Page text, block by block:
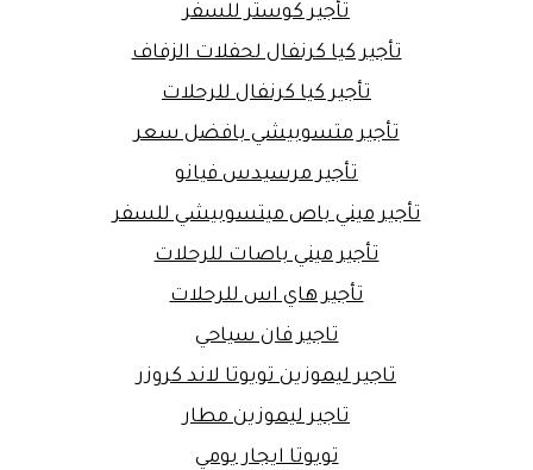
تأجير كوستر للسفر
تأجير كيا كرنفال لحفلات الزفاف
تأجير كيا كرنفال للرحلات
تأجير متسوبيشي بافضل سعر
تأجير مرسيدس فيانو
تأجير ميني باص ميتسوبيشي للسفر
تأجير ميني باصات للرحلات
تأجير هاي اس للرحلات
تاجير فان سياحي
تاجير ليموزين تويوتا لاند كروزر
تاجير ليموزين مطار
تويوتا ايجار يومي